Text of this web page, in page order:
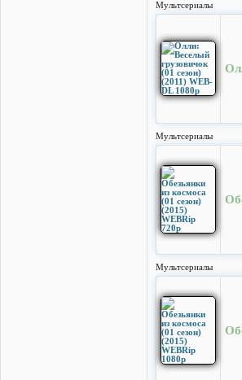
Мультсериалы
Мультсериалы
Мультсериалы